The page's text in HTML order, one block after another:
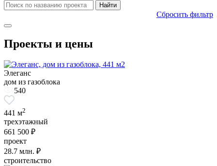
Сбросить фильтр
Проекты и цены
Элеганс
дом из газоблока
540
441 м2
трехэтажный
661 500 ₽
проект
28.7 млн. ₽
строительство